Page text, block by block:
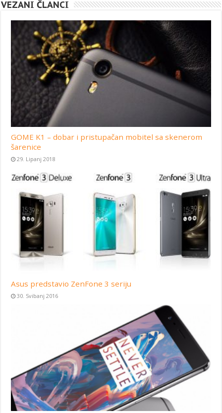
VEZANI ČLANCI
GOME K1 – dobar i pristupačan mobitel sa skenerom
šarenice
29. Lipanj 2018
Asus predstavio ZenFone 3 seriju
30. Svibanj 2016